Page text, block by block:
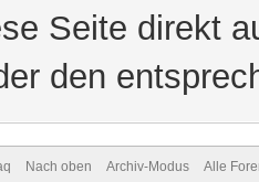
Seite direkt
den
Nach oben Archiv-Modus Alle